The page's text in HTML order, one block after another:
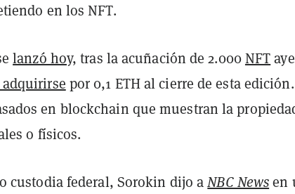
en los NFT.
lanzó hoy, tras la acuñación de 2.000NFT
por 0,1 ETH al cierre de esta
en blockchain que muestran la
o físicos.
custodia federal, Sorokin dijo aNBC Newsen